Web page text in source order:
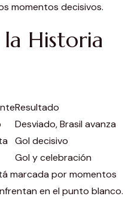
momentos decisivos.
Historia
Resultado
Desviado, Brasil avanza
Gol decisivo
Gol y celebración
marcada por momentos
en el punto blanco.